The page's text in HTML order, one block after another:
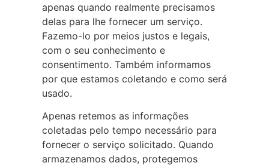
apenas quando realmente precisamos
delas para lhe fornecer um serviço.
Fazemo-lo por meios justos e legais,
com o seu conhecimento e
consentimento. Também informamos
por que estamos coletando e como será
usado.
Apenas retemos as informações
coletadas pelo tempo necessário para
fornecer o serviço solicitado. Quando
armazenamos dados, protegemos